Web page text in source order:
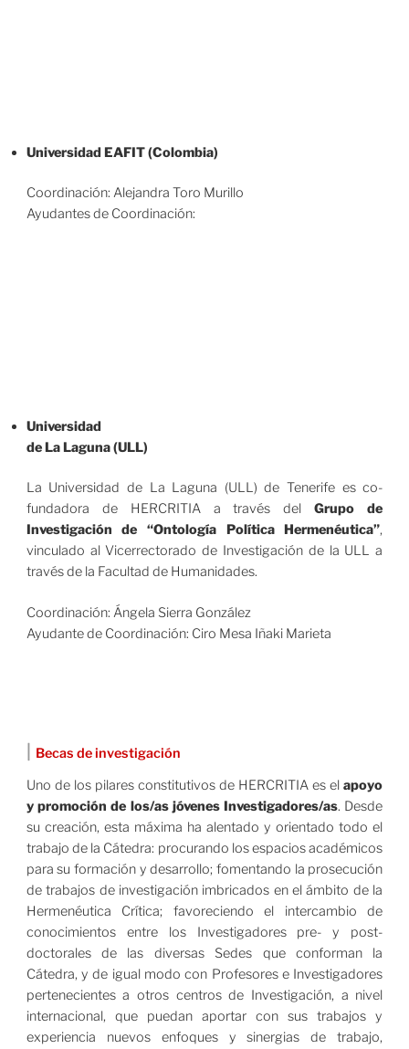
Universidad EAFIT (Colombia)
Coordinación: Alejandra Toro Murillo
Ayudantes de Coordinación:
Universidad
de La Laguna (ULL)
La Universidad de La Laguna (ULL) de Tenerife es co-
fundadora de HERCRITIA a través delGrupo de
Investigación de “Ontología Política Hermenéutica”,
vinculado al Vicerrectorado de Investigación de la ULL a
través de la Facultad de Humanidades.
Coordinación: Ángela Sierra González
Ayudante de Coordinación: Ciro Mesa Iñaki Marieta
Becas de investigación
Uno de los pilares constitutivos de HERCRITIA es elapoyo
y promoción de los/as jóvenes Investigadores/as. Desde
su creación, esta máxima ha alentado y orientado todo el
trabajo de la Cátedra: procurando los espacios académicos
para su formación y desarrollo; fomentando la prosecución
de trabajos de investigación imbricados en el ámbito de la
Hermenéutica Crítica; favoreciendo el intercambio de
conocimientos entre los Investigadores pre- y post-
doctorales de las diversas Sedes que conforman la
Cátedra, y de igual modo con Profesores e Investigadores
pertenecientes a otros centros de Investigación, a nivel
internacional, que puedan aportar con sus trabajos y
experiencia nuevos enfoques y sinergias de trabajo,